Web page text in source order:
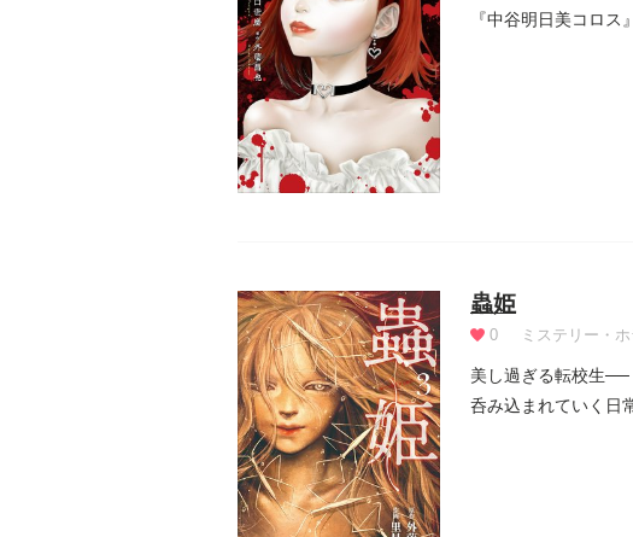
『中谷明日美コロ
蟲姫
0 ミステリー・
美し過ぎる転校生
呑み込まれていく日